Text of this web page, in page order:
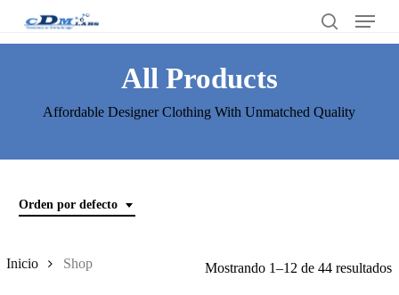
Menu
All Products
Affordable Designer Clothing With Unmatched Quality
Orden por defecto
Mostrando 1–12 de 44 resultados
Inicio Shop